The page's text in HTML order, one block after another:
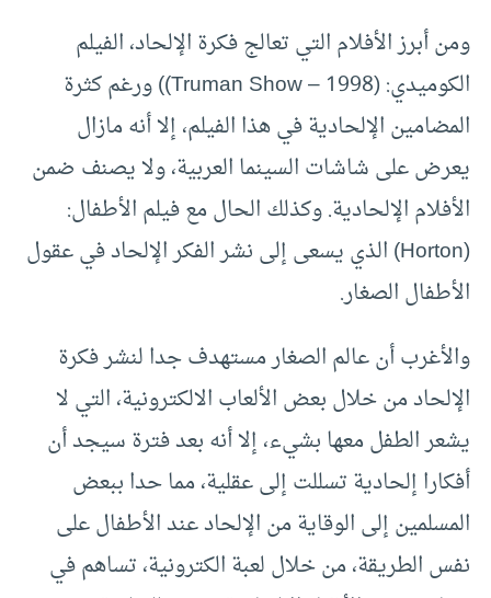
ومن أبرز الأفلام التي تعالج فكرة الإلحاد، الفيلم
الكوميدي: (Truman Show – 1998)) ورغم كثرة
المضامين الإلحادية في هذا الفيلم، إلا أنه مازال
يعرض على شاشات السينما العربية، ولا يصنف ضمن
الأفلام الإلحادية. وكذلك الحال مع فيلم الأطفال:
(Horton) الذي يسعى إلى نشر الفكر الإلحاد في عقول
الأطفال الصغار.
والأغرب أن عالم الصغار مستهدف جدا لنشر فكرة
الإلحاد من خلال بعض الألعاب الالكترونية، التي لا
يشعر الطفل معها بشيء، إلا أنه بعد فترة سيجد أن
أفكارا إلحادية تسللت إلى عقلية، مما حدا ببعض
المسلمين إلى الوقاية من الإلحاد عند الأطفال على
نفس الطريقة، من خلال لعبة الكترونية، تساهم في